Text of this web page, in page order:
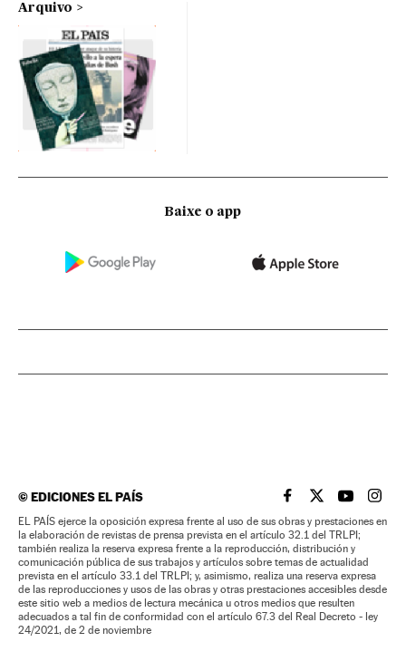
Arquivo
Baixe o app
©EDICIONES EL PAÍS EL PAÍS BRASIL EN
EL PAÍSEL PAÍS
EL
EL PAÍS ejerce la oposición expresa frente al uso de sus obras y prestaciones en
la elaboración de revistas de prensa prevista en el artículo 32.1 del TRLPI;
también realiza la reserva expresa frente a la reproducción, distribución y
comunicación pública de sus trabajos y artículos sobre temas de actualidad
prevista en el artículo 33.1 del TRLPI; y, asimismo, realiza una reserva expresa
de las reproducciones y usos de las obras y otras prestaciones accesibles desde
este sitio web a medios de lectura mecánica u otros medios que resulten
adecuados a tal fin de conformidad con el artículo 67.3 del Real Decreto - ley
24/2021, de 2 de noviembre